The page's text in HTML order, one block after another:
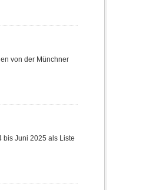
von der Münchner
bis Juni 2025 als Liste